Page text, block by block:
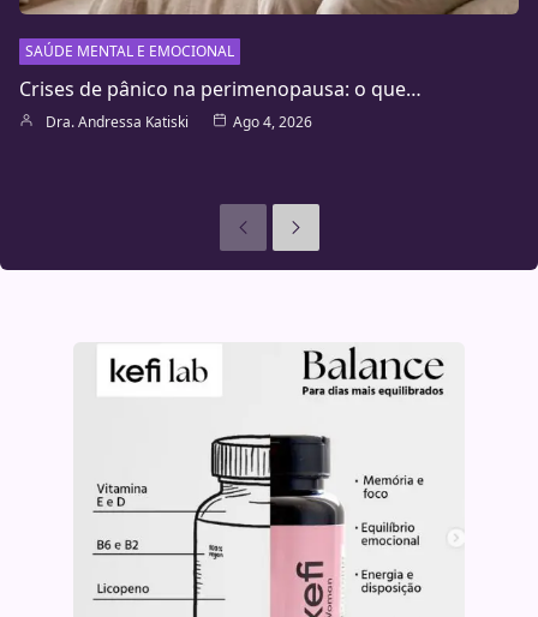
SAÚDE MENTAL E EMOCIONAL
Crises de pânico na perimenopausa: o que…
Dra. Andressa Katiski Ago 4, 2026
AnterioresSeguinte